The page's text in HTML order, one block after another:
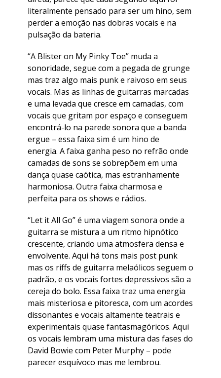
literalmente pensado para ser um hino, sem
perder a emoção nas dobras vocais e na
pulsação da bateria.
“A Blister on My Pinky Toe” muda a
sonoridade, segue com a pegada de grunge
mas traz algo mais punk e raivoso em seus
vocais. Mas as linhas de guitarras marcadas
e uma levada que cresce em camadas, com
vocais que gritam por espaço e conseguem
encontrá-lo na parede sonora que a banda
ergue – essa faixa sim é um hino de
energia. A faixa ganha peso no refrão onde
camadas de sons se sobrepõem em uma
dança quase caótica, mas estranhamente
harmoniosa. Outra faixa charmosa e
perfeita para os shows e rádios.
“Let it All Go” é uma viagem sonora onde a
guitarra se mistura a um ritmo hipnótico
crescente, criando uma atmosfera densa e
envolvente. Aqui há tons mais post punk
mas os riffs de guitarra melaólicos seguem o
padrão, e os vocais fortes depressivos são a
cereja do bolo. Essa faixa traz uma energia
mais misteriosa e pitoresca, com um acordes
dissonantes e vocais altamente teatrais e
experimentais quase fantasmagóricos. Aqui
os vocais lembram uma mistura das fases do
David Bowie com Peter Murphy – pode
parecer esquívoco mas me lembrou.